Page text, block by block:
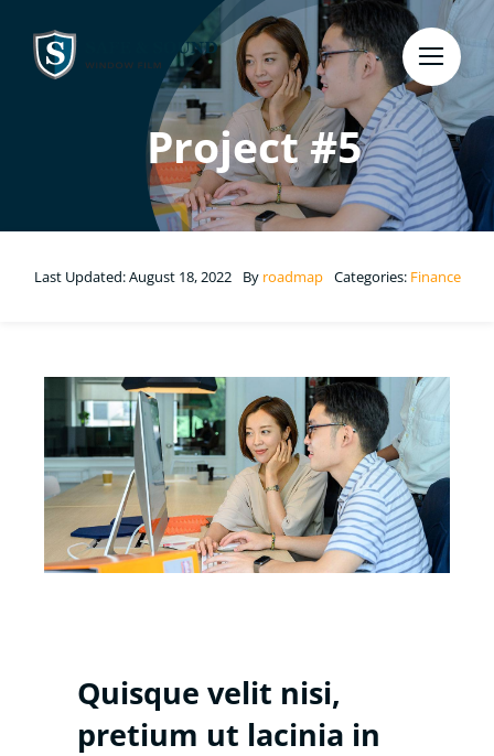
content
Project #5
Last Updated: August 18, 2022 By roadmap Categories: Finance
Quisque velit nisi,
pretium ut lacinia in